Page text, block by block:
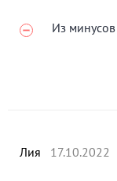
Из
Лия 17.10.2022